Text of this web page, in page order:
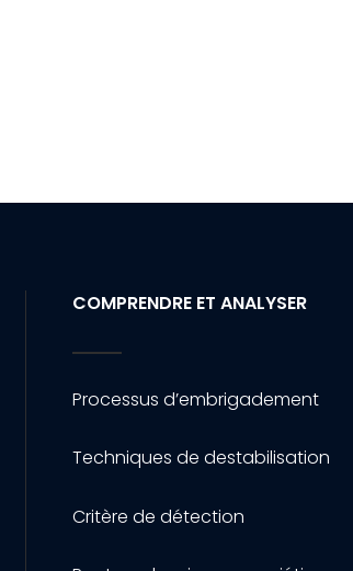
COMPRENDRE ET ANALYSER
Processus d’embrigadement
Techniques de destabilisation
Critère de détection